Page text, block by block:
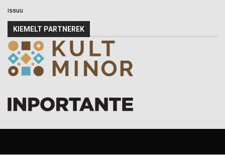
issuu
KIEMELT PARTNEREK